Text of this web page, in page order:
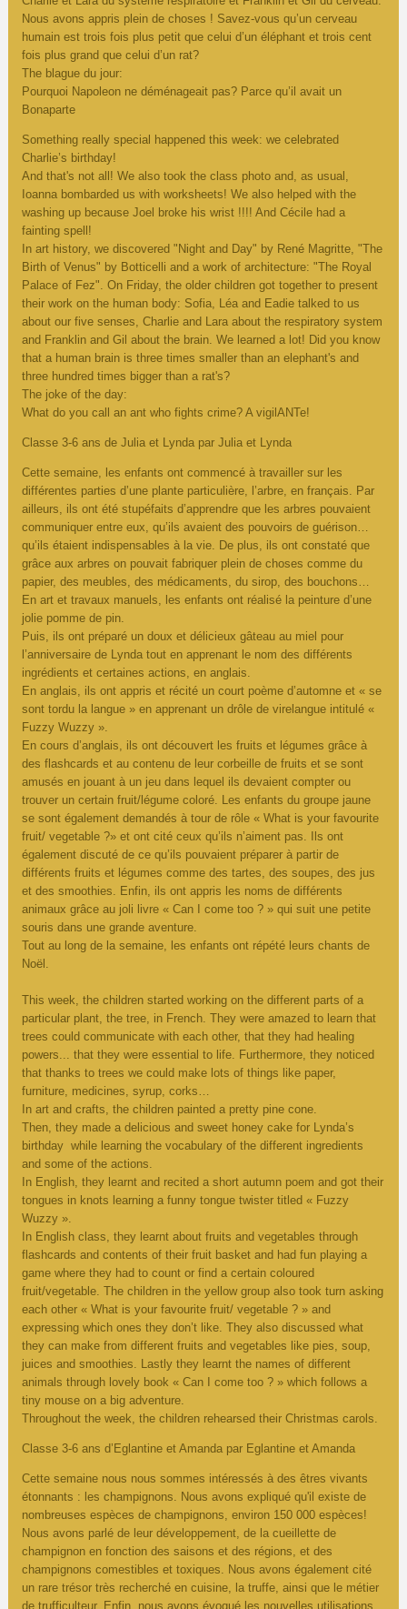
Nous avons appris plein de choses ! Savez-vous qu’un cerveau
humain est trois fois plus petit que celui d’un éléphant et trois cent
fois plus grand que celui d’un rat?
The blague du jour:
Pourquoi Napoleon ne déménageait pas? Parce qu’il avait un
Bonaparte
Something really special happened this week: we celebrated
Charlie’s birthday!
And that's not all! We also took the class photo and, as usual,
Ioanna bombarded us with worksheets! We also helped with the
washing up because Joel broke his wrist !!!! And Cécile had a
fainting spell!
In art history, we discovered "Night and Day" by René Magritte, "The
Birth of Venus" by Botticelli and a work of architecture: "The Royal
Palace of Fez". On Friday, the older children got together to present
their work on the human body: Sofia, Léa and Eadie talked to us
about our five senses, Charlie and Lara about the respiratory system
and Franklin and Gil about the brain. We learned a lot! Did you know
that a human brain is three times smaller than an elephant's and
three hundred times bigger than a rat's?
The joke of the day:
What do you call an ant who fights crime? A vigilANTe!
Classe 3-6 ans de Julia et Lynda par Julia et Lynda
Cette semaine, les enfants ont commencé à travailler sur les
différentes parties d’une plante particulière, l’arbre, en français. Par
ailleurs, ils ont été stupéfaits d’apprendre que les arbres pouvaient
communiquer entre eux, qu’ils avaient des pouvoirs de guérison…
qu’ils étaient indispensables à la vie. De plus, ils ont constaté que
grâce aux arbres on pouvait fabriquer plein de choses comme du
papier, des meubles, des médicaments, du sirop, des bouchons…
En art et travaux manuels, les enfants ont réalisé la peinture d’une
jolie pomme de pin.
Puis, ils ont préparé un doux et délicieux gâteau au miel pour
l’anniversaire de Lynda tout en apprenant le nom des différents
ingrédients et certaines actions, en anglais.
En anglais, ils ont appris et récité un court poème d’automne et « se
sont tordu la langue » en apprenant un drôle de virelangue intitulé «
Fuzzy Wuzzy ».
En cours d’anglais, ils ont découvert les fruits et légumes grâce à
des flashcards et au contenu de leur corbeille de fruits et se sont
amusés en jouant à un jeu dans lequel ils devaient compter ou
trouver un certain fruit/légume coloré. Les enfants du groupe jaune
se sont également demandés à tour de rôle « What is your favourite
fruit/ vegetable ?» et ont cité ceux qu’ils n’aiment pas. Ils ont
également discuté de ce qu’ils pouvaient préparer à partir de
différents fruits et légumes comme des tartes, des soupes, des jus
et des smoothies. Enfin, ils ont appris les noms de différents
animaux grâce au joli livre « Can I come too ? » qui suit une petite
souris dans une grande aventure.
Tout au long de la semaine, les enfants ont répété leurs chants de
Noël.
This week, the children started working on the different parts of a
particular plant, the tree, in French. They were amazed to learn that
trees could communicate with each other, that they had healing
powers... that they were essential to life. Furthermore, they noticed
that thanks to trees we could make lots of things like paper,
furniture, medicines, syrup, corks…
In art and crafts, the children painted a pretty pine cone.
Then, they made a delicious and sweet honey cake for Lynda’s
birthday while learning the vocabulary of the different ingredients
and some of the actions.
In English, they learnt and recited a short autumn poem and got their
tongues in knots learning a funny tongue twister titled « Fuzzy
Wuzzy ».
In English class, they learnt about fruits and vegetables through
flashcards and contents of their fruit basket and had fun playing a
game where they had to count or find a certain coloured
fruit/vegetable. The children in the yellow group also took turn asking
each other « What is your favourite fruit/ vegetable ? » and
expressing which ones they don’t like. They also discussed what
they can make from different fruits and vegetables like pies, soup,
juices and smoothies. Lastly they learnt the names of different
animals through lovely book « Can I come too ? » which follows a
tiny mouse on a big adventure.
Throughout the week, the children rehearsed their Christmas carols.
Classe 3-6 ans d’Eglantine et Amanda par Eglantine et Amanda
Cette semaine nous nous sommes intéressés à des êtres vivants
étonnants : les champignons. Nous avons expliqué qu'il existe de
nombreuses espèces de champignons, environ 150 000 espèces!
Nous avons parlé de leur développement, de la cueillette de
champignon en fonction des saisons et des régions, et des
champignons comestibles et toxiques. Nous avons également cité
un rare trésor très recherché en cuisine, la truffe, ainsi que le métier
de trufficulteur. Enfin, nous avons évoqué les nouvelles utilisations